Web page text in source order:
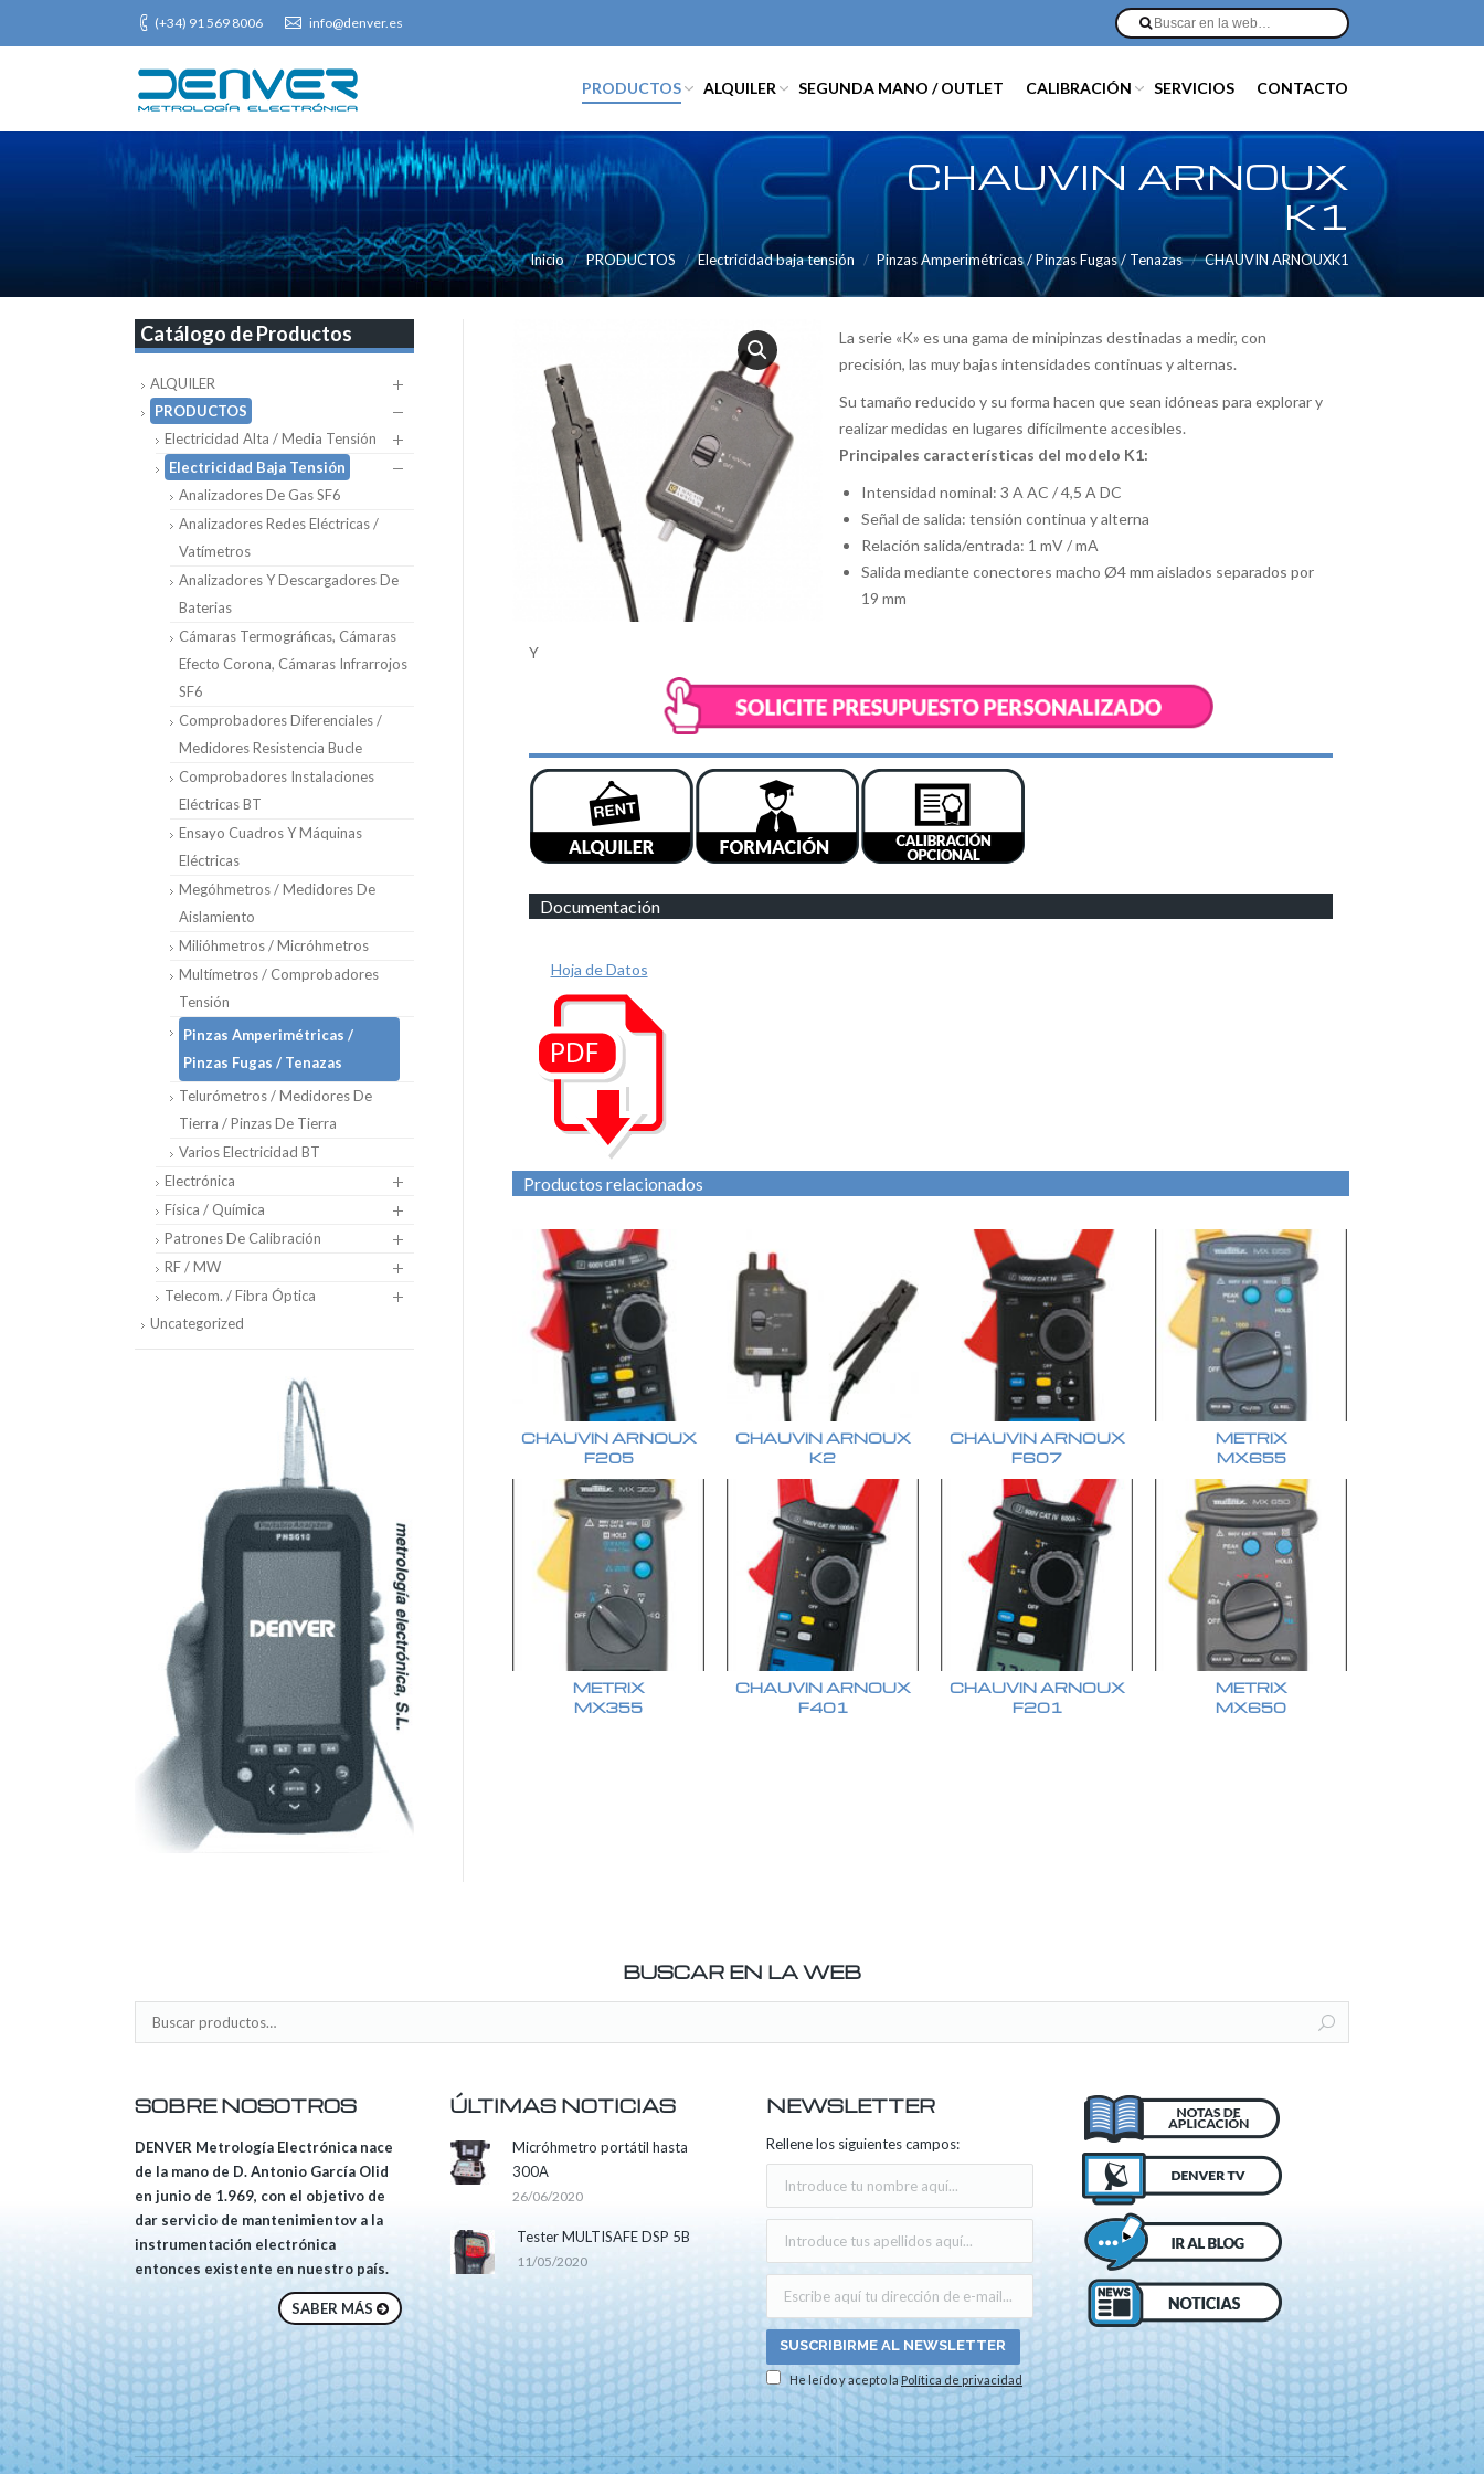
(+34) 91 569 8006 info@denver.es
PRODUCTOS ALQUILER SEGUNDA MANO / OUTLET CALIBRACIÓN SERVICIOS CONTACTO
CHAUVIN ARNOUX
K1
Inicio PRODUCTOS Electricidad baja tensión Pinzas Amperimétricas / Pinzas Fugas / Tenazas CHAUVIN ARNOUXK1
La serie «K» es una gama de minipinzas destinadas a medir, con
precisión, las muy bajas intensidades continuas y alternas.
Su tamaño reducido y su forma hacen que sean idóneas para explorar y
realizar medidas en lugares difícilmente accesibles.
Principales características del modelo K1:
Intensidad nominal: 3 A AC / 4,5 A DC
Señal de salida: tensión continua y alterna
Relación salida/entrada: 1 mV / mA
Salida mediante conectores macho Ø4 mm aislados separados por
19 mm
Y
Documentación
Hoja de Datos
Productos relacionados
CHAUVIN ARNOUX
F205
CHAUVIN ARNOUX
K2
CHAUVIN ARNOUX
F607
METRIX
MX655
METRIX
MX355
CHAUVIN ARNOUX
F401
CHAUVIN ARNOUX
F201
METRIX
MX650
Catálogo de Productos
ALQUILER
PRODUCTOS
Electricidad Alta / Media Tensión
Electricidad Baja Tensión
Analizadores De Gas SF6
Analizadores Redes Eléctricas /
Vatímetros
Analizadores Y Descargadores De
Baterias
Cámaras Termográficas, Cámaras
Efecto Corona, Cámaras Infrarrojos
SF6
Comprobadores Diferenciales /
Medidores Resistencia Bucle
Comprobadores Instalaciones
Eléctricas BT
Ensayo Cuadros Y Máquinas
Eléctricas
Megóhmetros / Medidores De
Aislamiento
Milióhmetros / Micróhmetros
Multímetros / Comprobadores
Tensión
Pinzas Amperimétricas /
Pinzas Fugas / Tenazas
Telurómetros / Medidores De
Tierra / Pinzas De Tierra
Varios Electricidad BT
Electrónica
Física / Química
Patrones De Calibración
RF / MW
Telecom. / Fibra Óptica
Uncategorized
BUSCAR EN LA WEB
SOBRE NOSOTROS
DENVER Metrología Electrónica nace
de la mano de D. Antonio García Olid
en junio de 1.969, con el objetivo de
dar servicio de mantenimientov a la
instrumentación electrónica
entonces existente en nuestro país.
SABER MÁS
ÚLTIMAS NOTICIAS
Micróhmetro portátil hasta
300A
26/06/2020
Tester MULTISAFE DSP 5B
11/05/2020
NEWSLETTER
Rellene los siguientes campos:
He leído y acepto la Política de privacidad